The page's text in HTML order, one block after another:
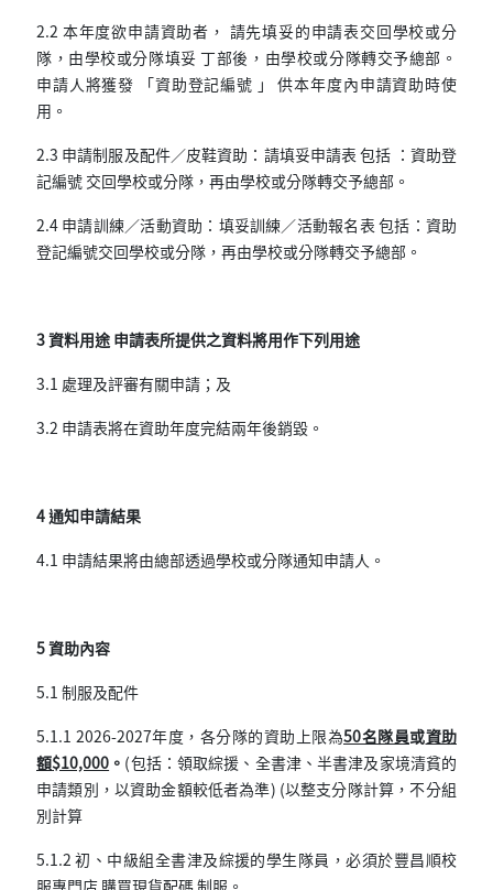
2.2 本年度欲申請資助者， 請先填妥的申請表交回學校或分
隊，由學校或分隊填妥 丁部後，由學校或分隊轉交予總部。
申請人將獲發 「資助登記編號 」 供本年度內申請資助時使
用。
2.3 申請制服及配件／皮鞋資助：請填妥申請表 包括 ：資助登
記編號 交回學校或分隊，再由學校或分隊轉交予總部。
2.4 申請訓練／活動資助：填妥訓練／活動報名表 包括：資助
登記編號交回學校或分隊，再由學校或分隊轉交予總部。
3 資料用途 申請表所提供之資料將用作下列用途
3.1 處理及評審有關申請；及
3.2 申請表將在資助年度完結兩年後銷毀。
4 通知申請結果
4.1 申請結果將由總部透過學校或分隊通知申請人。
5 資助內容
5.1 制服及配件
5.1.1 2026-2027年度，各分隊的資助上限為50名隊員或資助
額$10,000 。 (包括：領取綜援、全書津、半書津及家境清貧的
申請類別，以資助金額較低者為準) (以整支分隊計算，不分組
別計算
5.1.2 初、中級組全書津及綜援的學生隊員，必須於豐昌順校